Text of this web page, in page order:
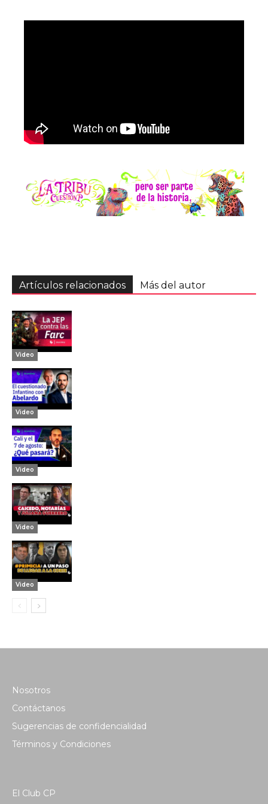
Artículos relacionados Más del autor
Video
Video
Video
Video
Video
Nosotros
Contáctanos
Sugerencias de confidencialidad
Términos y Condiciones
El Club CP